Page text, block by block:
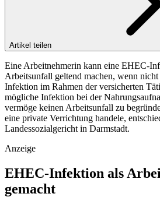
Artikel teilen
Eine Arbeitnehmerin kann eine EHEC-
Arbeitsunfall geltend machen, wenn nicht
Infektion im Rahmen der versicherten
mögliche Infektion bei der
vermöge keinen Arbeitsunfall zu
eine private Verrichtung handele,
Landessozialgericht in Darmstadt.
Anzeige
EHEC-Infektion als
gemacht